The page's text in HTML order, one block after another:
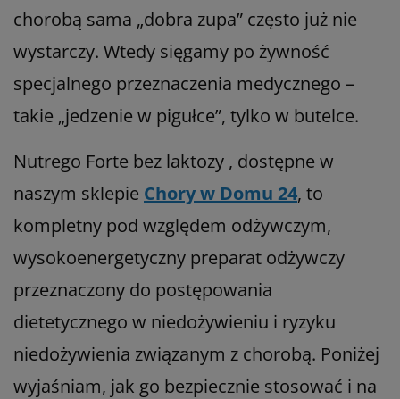
chorobą sama „dobra zupa” często już nie
wystarczy. Wtedy sięgamy po żywność
specjalnego przeznaczenia medycznego –
takie „jedzenie w pigułce”, tylko w butelce.
Nutrego Forte bez laktozy , dostępne w
naszym sklepie Chory w Domu 24, to
kompletny pod względem odżywczym,
wysokoenergetyczny preparat odżywczy
przeznaczony do postępowania
dietetycznego w niedożywieniu i ryzyku
niedożywienia związanym z chorobą. Poniżej
wyjaśniam, jak go bezpiecznie stosować i na